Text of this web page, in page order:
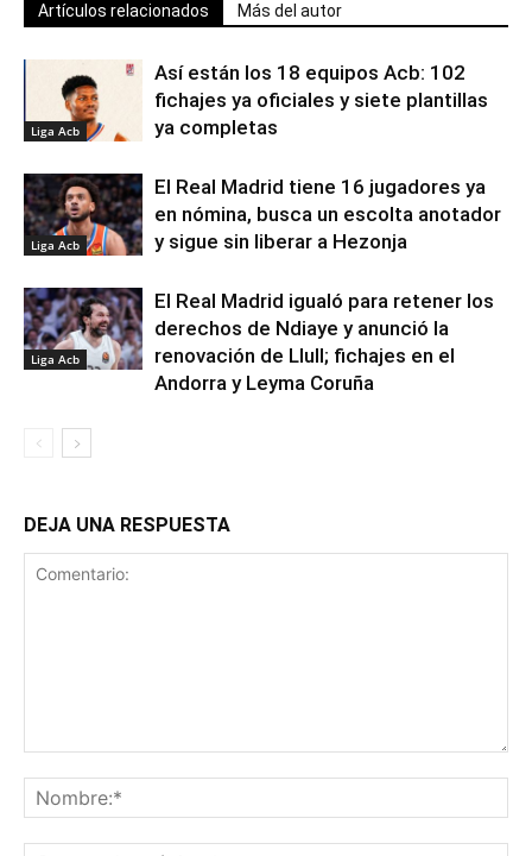
Artículos relacionados Más del autor
Liga Acb
Así están los 18 equipos Acb: 102
fichajes ya oficiales y siete plantillas
ya completas
Liga Acb
El Real Madrid tiene 16 jugadores ya
en nómina, busca un escolta anotador
y sigue sin liberar a Hezonja
Liga Acb
El Real Madrid igualó para retener los
derechos de Ndiaye y anunció la
renovación de Llull; fichajes en el
Andorra y Leyma Coruña
DEJA UNA RESPUESTA